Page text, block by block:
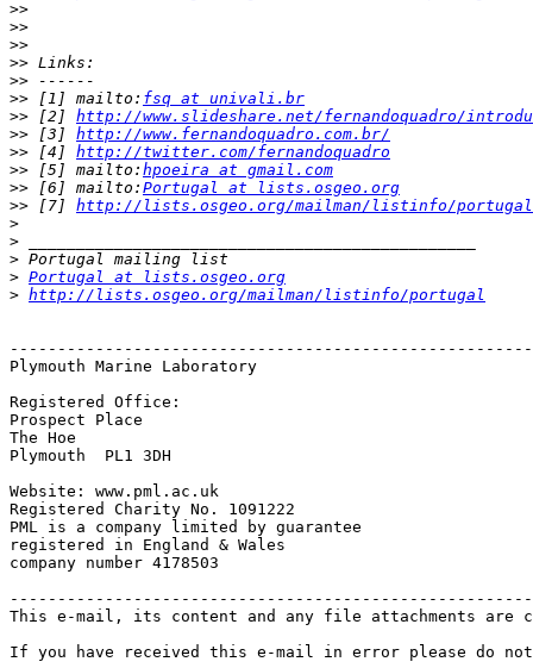
>>
>>
>>
>>
>>
>> [1] mailto: fsq at univali.br
>> [2] http://www.slideshare.net/fernandoquadro/
>> [3] http://www.fernandoquadro.com.br/
>> [4] http://twitter.com/fernandoquadro
>> [5] mailto: hpoeira at gmail.com
>> [6] mailto: Portugal at lists.osgeo.org
>> [7] http://lists.osgeo.org/mailman/listinfo/portugal
>
>
>
> Portugal at lists.osgeo.org
> http://lists.osgeo.org/mailman/listinfo/portugal
Plymouth Marine Laboratory
Registered Office:
Prospect Place
The Hoe
Plymouth  PL1 3DH
Website: www.pml.ac.uk
Registered Charity No. 1091222
PML is a company limited by guarantee
registered in England & Wales
company number 4178503
This e-mail, its content and any file attachments are
If you have received this e-mail in error please do